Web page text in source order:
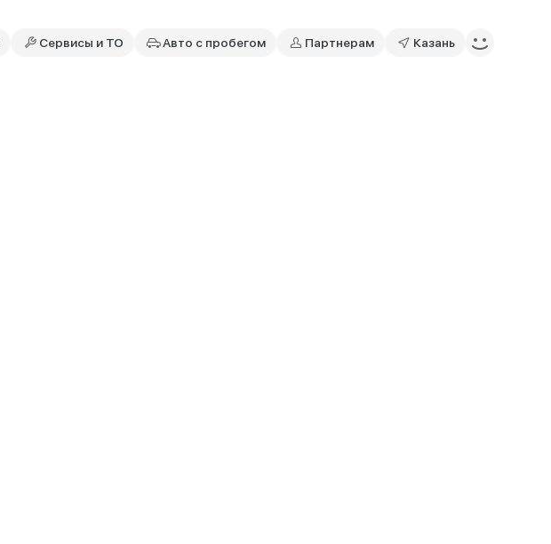
Сервисы и ТО Авто с пробегом Партнерам Казань